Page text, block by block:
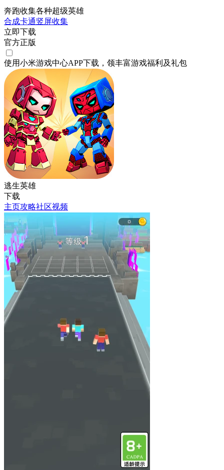
奔跑收集各种超级英雄
合成卡通竖屏收集
立即下载
官方正版
使用小米游戏中心APP下载 ，领丰富游戏福利 及礼包
逃生英雄
下载
主页攻略社区视频